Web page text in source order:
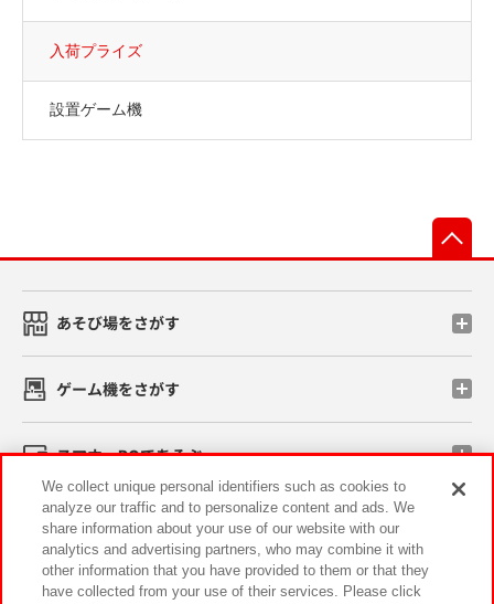
入荷プライズ
設置ゲーム機
あそび場をさがす
ゲーム機をさがす
スマホ・PCであそぶ
イベント・キャンペーン
We collect unique personal identifiers such as cookies to
analyze our traffic and to personalize content and ads. We
share information about your use of our website with our
analytics and advertising partners, who may combine it with
other information that you have provided to them or that they
have collected from your use of their services. Please click